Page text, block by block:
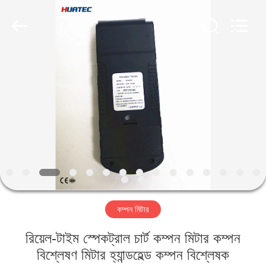
কারখানা
কম্পন মিটার
রিয়েল-টাইম স্পেকট্রাল চার্ট কম্পন মিটার কম্পন
বিশ্লেষণ মিটার হ্যান্ডহেল্ড কম্পন বিশ্লেষক